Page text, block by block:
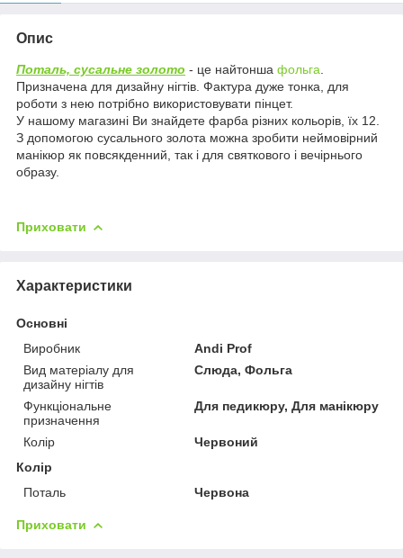
Опис
Поталь, сусальне золото - це найтонша фольга
Призначена для дизайну нігтів. Фактура дуже тонка, для
роботи з нею потрібно використовувати пінцет.
У нашому магазині Ви знайдете фарба різних кольорів, їх 12.
З допомогою сусального золота можна зробити неймовірний
манікюр як повсякденний, так і для святкового і вечірнього
образу.
Приховати
Характеристики
Основні
Виробник
Andi Prof
Вид матеріалу для
дизайну нігтів
Слюда, Фольга
Функціональне
призначення
Для педикюру, Для манікюру
Колір
Червоний
Колір
Поталь
Червона
Приховати